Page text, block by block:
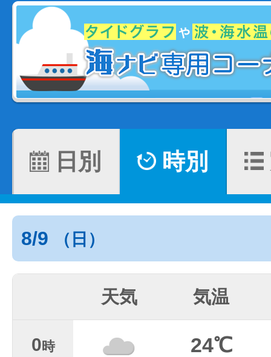
日別 時別
8/9 （日）
天気 気温
0時 24℃